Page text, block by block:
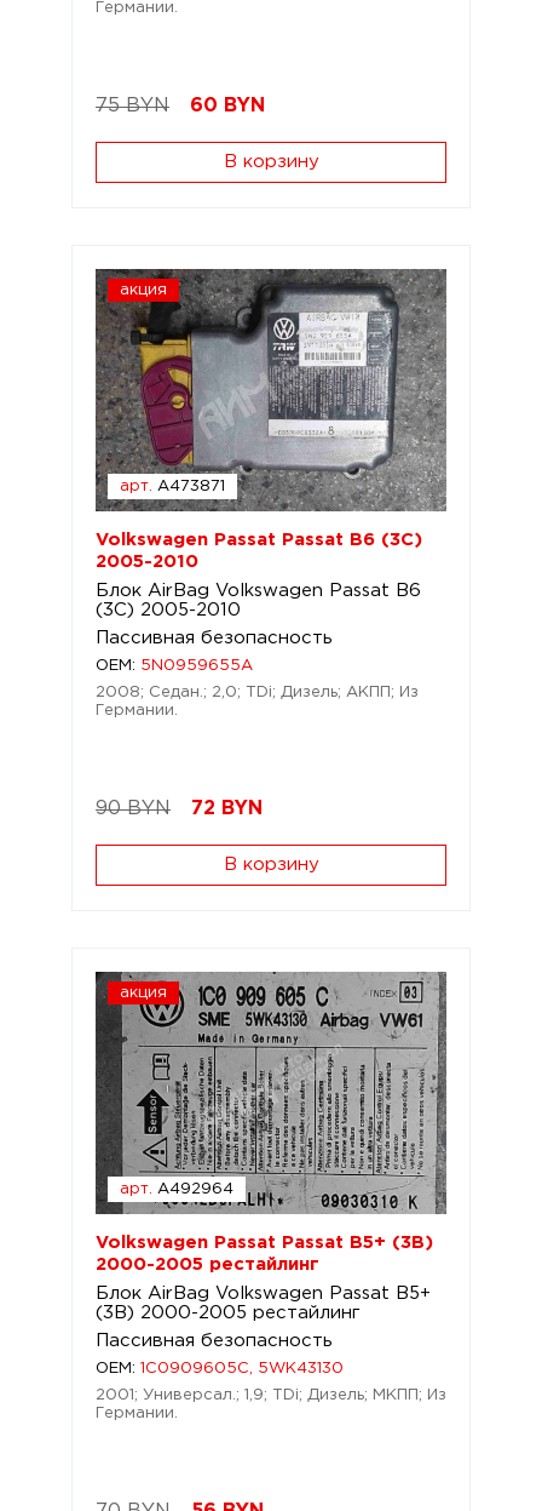
Германии.
75 BYN 60 BYN
В корзину
акция
арт. A473871
Volkswagen Passat Passat B6 (3C)
2005-2010
Блок AirBag Volkswagen Passat B6
(3C) 2005-2010
Пассивная безопасность
OEM: 5N0959655A
2008; Седан.; 2,0; TDi; Дизель; АКПП; Из
Германии.
90 BYN 72 BYN
В корзину
акция
арт. A492964
Volkswagen Passat Passat B5+ (3B)
2000-2005 рестайлинг
Блок AirBag Volkswagen Passat B5+
(3B) 2000-2005 рестайлинг
Пассивная безопасность
OEM: 1C0909605C, 5WK43130
2001; Универсал.; 1,9; TDi; Дизель; МКПП; Из
Германии.